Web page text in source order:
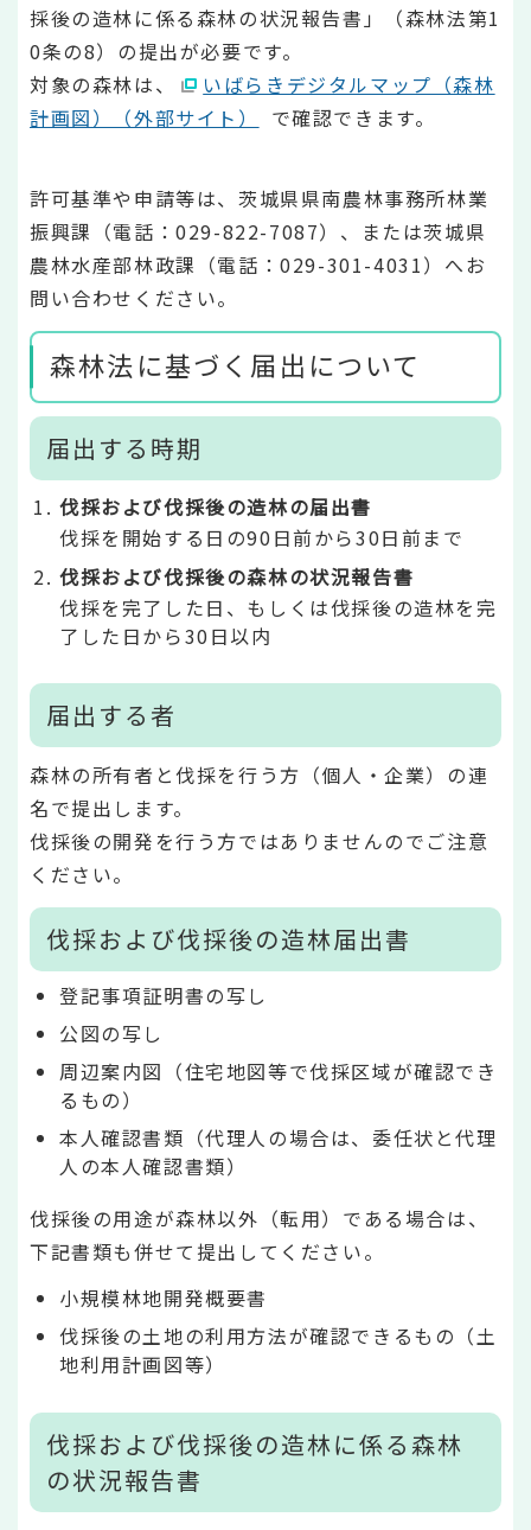
採後の造林に係る森林の状況報告書」（森林法第1
0条の8）の提出が必要です。
対象の森林は、
いばらきデジタルマップ（森林
計画図）（外部サイト）
で確認できます。
許可基準や申請等は、茨城県県南農林事務所林業
振興課（電話：029-822-7087）、または茨城県
農林水産部林政課（電話：029-301-4031）へお
問い合わせください。
森林法に基づく届出について
届出する時期
伐採および伐採後の造林の届出書
伐採を開始する日の90日前から30日前まで
伐採および伐採後の森林の状況報告書
伐採を完了した日、もしくは伐採後の造林を完
了した日から30日以内
届出する者
森林の所有者と伐採を行う方（個人・企業）の連
名で提出します。
伐採後の開発を行う方ではありませんのでご注意
ください。
伐採および伐採後の造林届出書
登記事項証明書の写し
公図の写し
周辺案内図（住宅地図等で伐採区域が確認でき
るもの）
本人確認書類（代理人の場合は、委任状と代理
人の本人確認書類）
伐採後の用途が森林以外（転用）である場合は、
下記書類も併せて提出してください。
小規模林地開発概要書
伐採後の土地の利用方法が確認できるもの（土
地利用計画図等）
伐採および伐採後の造林に係る森林
の状況報告書